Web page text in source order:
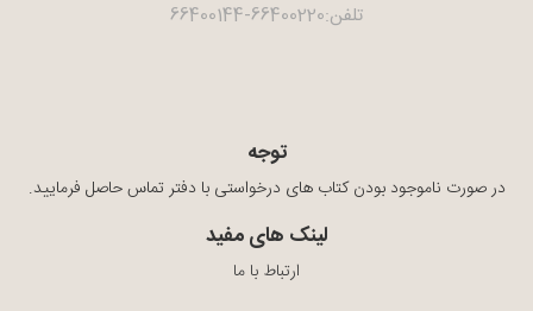
تلفن:66400220-66400144
توجه
در صورت ناموجود بودن کتاب های درخواستی با دفتر تماس حاصل فرمایید.
لینک های مفید
ارتباط با ما